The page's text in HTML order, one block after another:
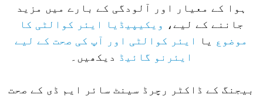
ہوا کے معیار اور آلودگی کے بارے میں مزید
جاننے کے لیے، ویکیپیڈیا ایئر کوالٹی کا
موضوعیا
ایئر کوالٹی اور آپ کی صحت کے لیے
ایئرنو گائیڈدیکھیں۔
بیجنگ کے ڈاکٹر رچرڈ سینٹ سائر ایم ڈی کے صحت